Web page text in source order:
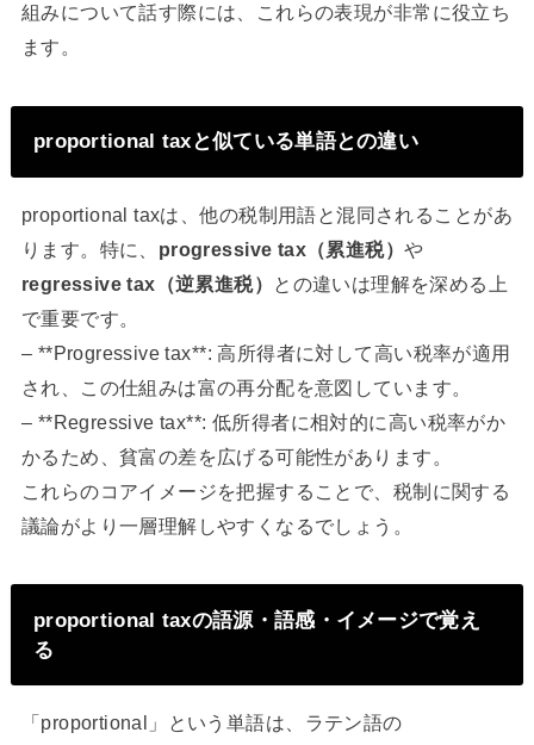
組みについて話す際には、これらの表現が非常に役立ち
ます。
proportional taxと似ている単語との違い
proportional taxは、他の税制用語と混同されることがあ
ります。特に、 progressive tax（累進税）や
regressive tax（逆累進税）
との違いは理解を深める上
で重要です。
– **Progressive tax**: 高所得者に対して高い税率が適用
され、この仕組みは富の再分配を意図しています。
– **Regressive tax**: 低所得者に相対的に高い税率がか
かるため、貧富の差を広げる可能性があります。
これらのコアイメージを把握することで、税制に関する
議論がより一層理解しやすくなるでしょう。
proportional taxの語源・語感・イメージで覚え
る
「proportional」という単語は、ラテン語の